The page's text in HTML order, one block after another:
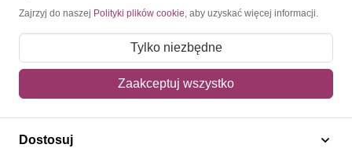
O nas
Regulamin
Mapa strony
Zajrzyj do naszej Polityki plików cookie, aby uzyskać więcej informacji.
Tylko niezbędne
Zaakceptuj wszystko
Dostosuj